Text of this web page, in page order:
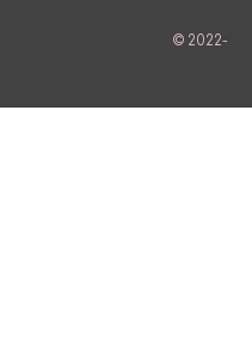
© 2022-